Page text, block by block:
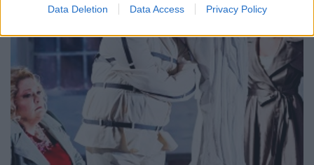
Data Deletion Data Access Privacy Policy